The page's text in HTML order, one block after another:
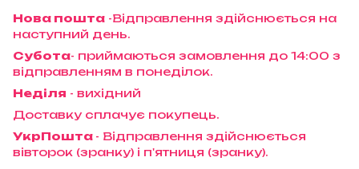
Нова пошта -Відправлення здійснюється на
наступний день.
Субота- приймаються замовлення до 14:00 з
відправленням в понеділок.
Неділя - вихідний
Доставку сплачує покупець.
УкрПошта - Відправлення здійснюється
вівторок (зранку) і п'ятниця (зранку).